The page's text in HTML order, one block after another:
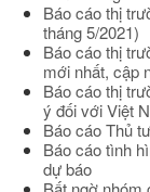
Báo cáo thị
tháng 5/2021)
Báo cáo thị
mới nhất, cập
Báo cáo thị
ý đối với Việt
Báo cáo Thủ
Báo cáo tình
dự báo